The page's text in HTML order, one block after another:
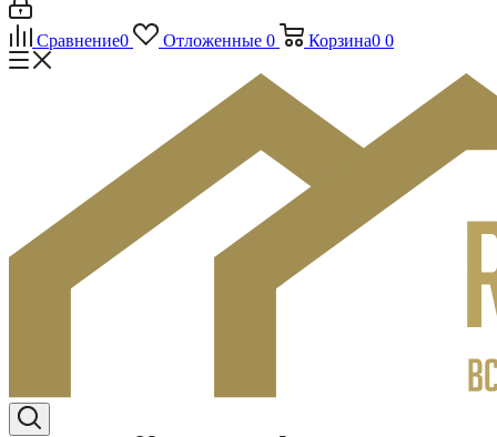
Сравнение0 Отложенные 0 Корзина0 0